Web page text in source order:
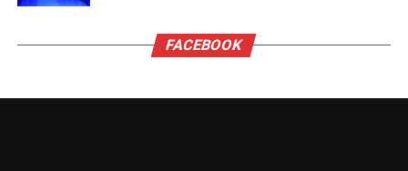
Shtetëror i Filmit e uroi aktorin duke shfaqur
dokumentarin “Përballë”, ku vetë Reshat Arbana
ndalet tek rolet më të spikatura të karrierës së